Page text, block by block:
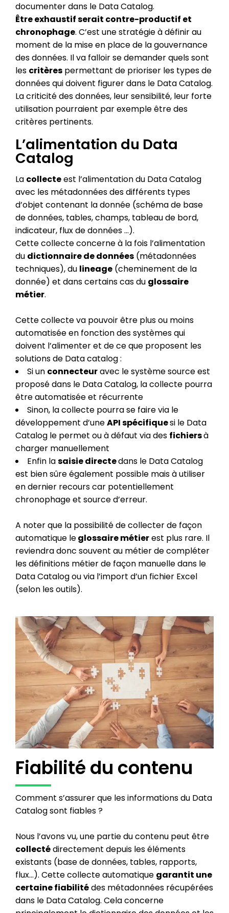
documenter dans le Data Catalog.
Être exhaustif serait contre-productif et
chronophage. C’est une stratégie à définir au
moment de la mise en place de la gouvernance
des données. Il va falloir se demander quels sont
les critères permettant de prioriser les types de
données qui doivent figurer dans le Data Catalog.
La criticité des données, leur sensibilité, leur forte
utilisation pourraient par exemple être des
critères pertinents.
L’alimentation du Data
Catalog
La collecteest l’alimentation du Data Catalog
avec les métadonnées des différents types
d’objet contenant la donnée (schéma de base
de données, tables, champs, tableau de bord,
indicateur, flux de données …).
Cette collecte concerne à la fois l’alimentation
du dictionnaire de données (métadonnées
techniques), du lineage (cheminement de la
donnée) et dans certains cas du glossaire
métier.
Cette collecte va pouvoir être plus ou moins
automatisée en fonction des systèmes qui
doivent l’alimenter et de ce que proposent les
solutions de Data catalog :
Si un connecteuravec le système source est
proposé dans le Data Catalog, la collecte pourra
être automatisée et récurrente
Sinon, la collecte pourra se faire via le
développement d’uneAPI spécifiquesi le Data
Catalog le permet ou à défaut via des fichiersà
charger manuellement
Enfin lasaisie directedans le Data Catalog
est bien sûre également possible mais à utiliser
en dernier recours car potentiellement
chronophage et source d’erreur.
A noter que la possibilité de collecter de façon
automatique leglossaire métierest plus rare. Il
reviendra donc souvent au métier de compléter
les définitions métier de façon manuelle dans le
Data Catalog ou via l’import d’un fichier Excel
(selon les outils).
Fiabilité du contenu
Comment s’assurer que les informations du Data
Catalog sont fiables ?
Nous l’avons vu, une partie du contenu peut être
collectédirectement depuis les éléments
existants (base de données, tables, rapports,
flux…). Cette collecte automatique garantit une
certaine fiabilitédes métadonnées récupérées
dans le Data Catalog. Cela concerne